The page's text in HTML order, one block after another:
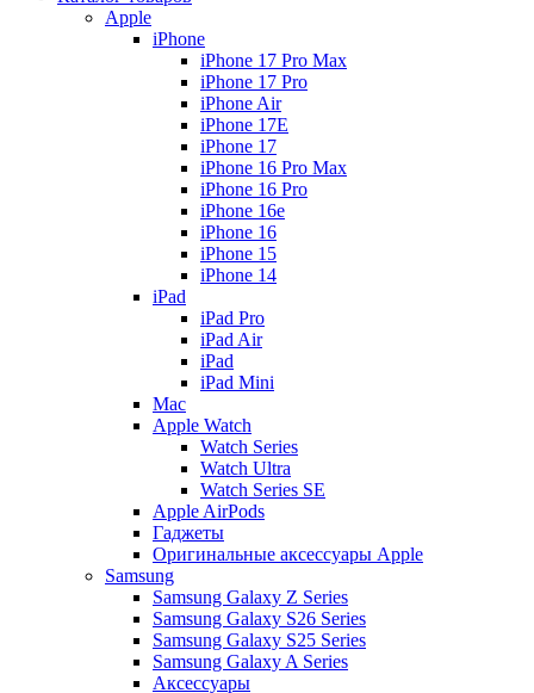
Apple
iPhone
iPhone 17 Pro Max
iPhone 17 Pro
iPhone Air
iPhone 17E
iPhone 17
iPhone 16 Pro Max
iPhone 16 Pro
iPhone 16e
iPhone 16
iPhone 15
iPhone 14
iPad
iPad Pro
iPad Air
iPad
iPad Mini
Mac
Apple Watch
Watch Series
Watch Ultra
Watch Series SE
Apple AirPods
Гаджеты
Оригинальные аксессуары Apple
Samsung
Samsung Galaxy Z Series
Samsung Galaxy S26 Series
Samsung Galaxy S25 Series
Samsung Galaxy A Series
Аксессуары